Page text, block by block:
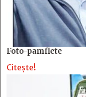
Foto-pamflete
Citește!